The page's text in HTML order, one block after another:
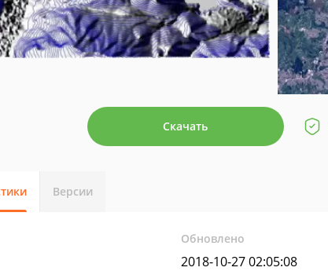
Скачать
Версии
Обновлено
2018-10-27 02:05:08